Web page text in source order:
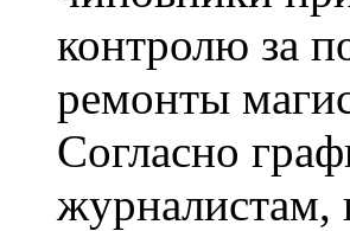
контролю за
ремонты
Согласно
журналистам,